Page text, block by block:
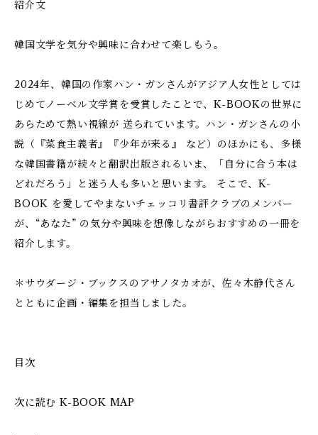
紹介文
韓国文学を気分や興味に合わせて楽しもう。
2024年、韓国の作家ハン・ガンさんがアジア人女性としては
じめてノーベル文学賞を受賞したことで、K-BOOKの世界に
あらためて熱い視線が 送られています。ハン・ガンさんの小
説（『菜食主義者』『少年が来る』 など）のほかにも、多様
な韓国書籍が続々と翻訳出版されるいま、「自分に合う本は
どれだろう」と迷う人も多いと思います。 そこで、K-
BOOK を愛してやまないチェッコリ書評クラブのメンバー
が、“あなた” の気分や興味を想像しながらおすすめの一冊を
紹介します。
＊サウダージ・ブックスのアサノタカオが、佐々木静代さん
とともに企画・編集を担当しました。
目次
次に読む K-BOOK MAP